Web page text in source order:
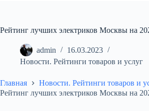
Рейтинг лучших электриков Москвы на
admin
16.03.2023
Новости. Рейтинги товаров и услуг
Главная
Новости. Рейтинги товаров и
Рейтинг лучших электриков Москвы на